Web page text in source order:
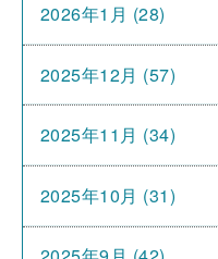
2026年1月 (28)
2025年12月 (57)
2025年11月 (34)
2025年10月 (31)